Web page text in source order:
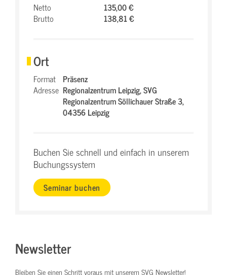
Netto
135,00 €
Brutto
138,81 €
Ort
Format Präsenz
Adresse Regionalzentrum Leipzig,SVG
Regionalzentrum Söllichauer Straße 3,
04356 Leipzig
Buchen Sie schnell und einfach in unserem
Buchungssystem
Seminar buchen
Newsletter
Bleiben Sie einen Schritt voraus mit unserem SVG Newsletter!